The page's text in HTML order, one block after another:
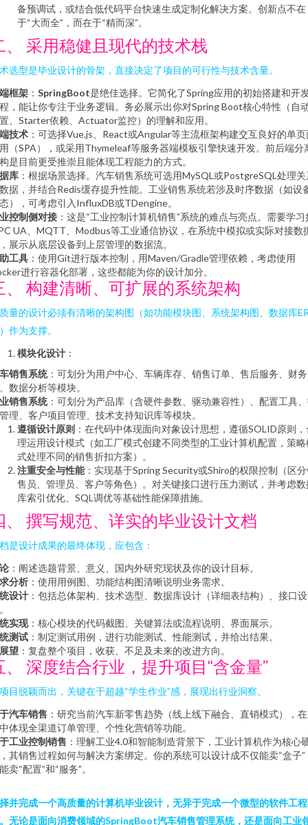
备预调试，或结合低代码平台快速生成定制化解决方案。创新点不在
于“大而全”，而在于“精而深”。
、 采用稳健且现代的技术栈
选型是毕业设计的骨架，直接决定了项目的可行性与技术含量。
框架 ： SpringBoot是绝佳选择。它简化了Spring应用的初始搭建和开
，能让你专注于业务逻辑。务必展示出你对Spring Boot核心特性（自
、Starter依赖、Actuator监控）的理解和应用。
技术 ：可选择Vue.js、React或Angular等主流框架构建交互良好的单页
（SPA），或采用Thymeleaf等服务器端模板引擎快速开发。前后端分
是目前更受推崇且能体现工程能力的方式。
库 ：根据场景选择。汽车销售系统可选用MySQL或PostgreSQL处理关
据，并结合Redis缓存提升性能。工业销售系统若涉及时序数据（如设
），可考虑引入InfluxDB或TDengine。
控制侧对接 ：这是“工业控制计算机销售”系统的难点与亮点。需要学习
UA、MQTT、Modbus等工业通信协议，在系统中模拟或实际对接数
展示从底层设备到上层管理的数据流。
工具 ：使用Git进行版本控制，用Maven/Gradle管理依赖，考虑使用
进行容器化部署，这些都能为你的设计加分。
、 构建清晰、可扩展的系统架构
量的设计必须有清晰的架构图（如功能模块图、系统架构图、数据库
作为支撑。
模块化设计 ：
销售系统：可划分为用户中心、车辆库存、销售订单、售后服务、财
数据分析等模块。
销售系统：可划分为产品库（含硬件参数、驱动兼容性）、配置工具
理、客户项目管理、技术支持知识库等模块。
遵循设计原则 ：在代码中体现面向对象设计思想，遵循SOLID原则，
理运用设计模式（如工厂模式创建不同类型的工业计算机配置，策略
式处理不同的销售折扣方案）。
注重安全与性能：实现基于Spring Security或Shiro的权限控制（区
售员、管理员、客户等角色）。对关键接口进行压力测试，并考虑数
库索引优化、SQL调优等基础性能保障措施。
、 撰写规范、详实的毕业设计文档
是设计成果的最终体现，应包含：
：阐述选题背景、意义、国内外研究现状及你的设计目标。
分析 ：使用用例图、功能结构图清晰说明业务需求。
设计 ：包括总体架构、技术选型、数据库设计（详细表结构）、接口
实现：核心模块的代码截图、关键算法或流程说明、界面展示。
测试 ：制定测试用例，进行功能测试、性能测试，并给出结果。
望 ：复盘整个项目，收获、不足及未来的改进方向。
、 深度结合行业，提升项目“含金量”
目脱颖而出，关键在于超越“学生作业”感，展现出行业洞察。
汽车销售 ：研究当前汽车新零售趋势（线上线下融合、直销模式），
体现全渠道订单管理、个性化营销等功能。
工业控制销售 ：理解工业4.0和智能制造背景下，工业计算机作为核心
其销售过程如何与解决方案绑定。你的系统可以设计成不仅能卖“盒子”
卖“配置”和“服务”。
并完成一个高质量的计算机毕业设计，无异于完成一个微型的软件工
无论是面向消费领域的SpringBoot汽车销售管理系统，还是面向工业